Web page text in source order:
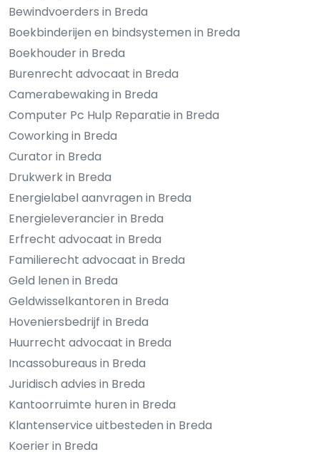
Bewindvoerders in Breda
Boekbinderijen en bindsystemen in Breda
Boekhouder in Breda
Burenrecht advocaat in Breda
Camerabewaking in Breda
Computer Pc Hulp Reparatie in Breda
Coworking in Breda
Curator in Breda
Drukwerk in Breda
Energielabel aanvragen in Breda
Energieleverancier in Breda
Erfrecht advocaat in Breda
Familierecht advocaat in Breda
Geld lenen in Breda
Geldwisselkantoren in Breda
Hoveniersbedrijf in Breda
Huurrecht advocaat in Breda
Incassobureaus in Breda
Juridisch advies in Breda
Kantoorruimte huren in Breda
Klantenservice uitbesteden in Breda
Koerier in Breda